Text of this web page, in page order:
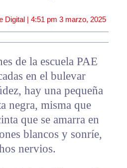
Digital | 4:51 pm 3 marzo, 2025
de la escuela PAE
en el bulevar
hay una pequeña
negra, misma que
que se amarra en
blancos y sonríe,
nervios.